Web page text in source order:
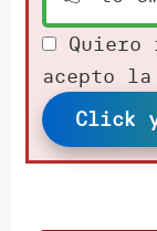
acepto la
Click